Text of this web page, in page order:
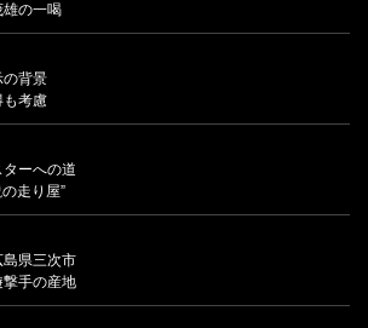
の一喝
の背景
も考慮
ーへの道
走り屋”
県三次市
手の産地